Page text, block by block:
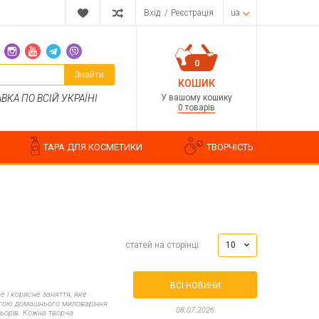
Вхід / Реєстрація ua
Знайти
ПО ВСІЙ УКРАЇНІ
0
КОШИК
У вашому кошику
0 товарів
ТАРА ДЛЯ КОСМЕТИКИ ТВОРЧІСТЬ
статей на сторінці: 10
і корисне заняття, яке
домашнього миловаріння
Кожна творча
ВСІ НОВИНИ
08.07.2026